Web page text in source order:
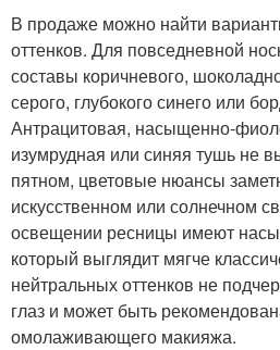
В продаже можно найти
оттенков. Для повседневной
составы коричневого,
серого, глубокого синего или
Антрацитовая, насыщенно-
изумрудная или синяя тушь не
пятном, цветовые нюансы
искусственном или солнечном
освещении ресницы имеют
который выглядит мягче
нейтральных оттенков не
глаз и может быть
омолаживающего макияжа.